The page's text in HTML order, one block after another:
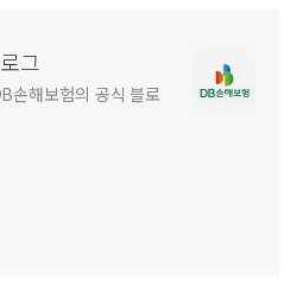
그
손해보험의 공식 블로